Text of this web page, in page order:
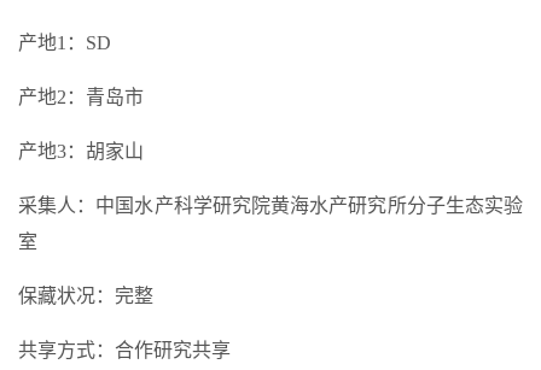
产地1：SD
产地2：青岛市
产地3：胡家山
采集人：中国水产科学研究院黄海水产研究所分子生态实验
室
保藏状况：完整
共享方式：合作研究共享